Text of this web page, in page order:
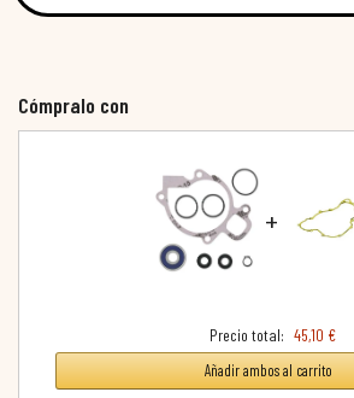
Cómpralo con
+
Precio total: 45,10 €
Añadir ambos al carrito